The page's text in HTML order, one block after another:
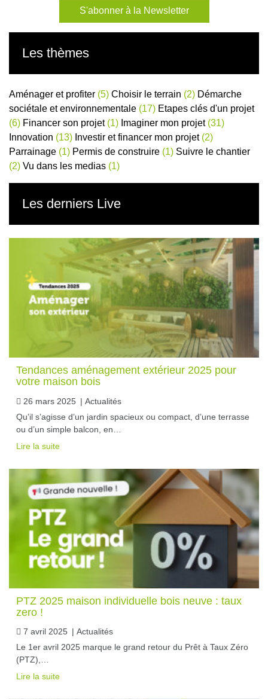
S'abonner à la Newsletter
Les thèmes
Aménager et profiter (5) Choisir le terrain (2) Démarche
sociétale et environnementale (17) Etapes clés d'un projet
(6) Financer son projet(1) Imaginer mon projet(31)
Innovation (13) Investir et financer mon projet(2)
Parrainage (1) Permis de construire (1) Suivre le chantier
(2) Vu dans les medias (1)
Les derniers Live
Tendances aménagement extérieur 2025 pour
votre maison bois
26 mars 2025 | Actualités
Qu’il s’agisse d’un jardin spacieux ou compact, d’une terrasse
ou d’un simple balcon, en…
Lire la suite
PTZ 2025 maison individuelle bois neuve : taux
zero !
7 avril 2025 | Actualités
Le 1er avril 2025 marque le grand retour du Prêt à Taux Zéro
(PTZ),…
Lire la suite